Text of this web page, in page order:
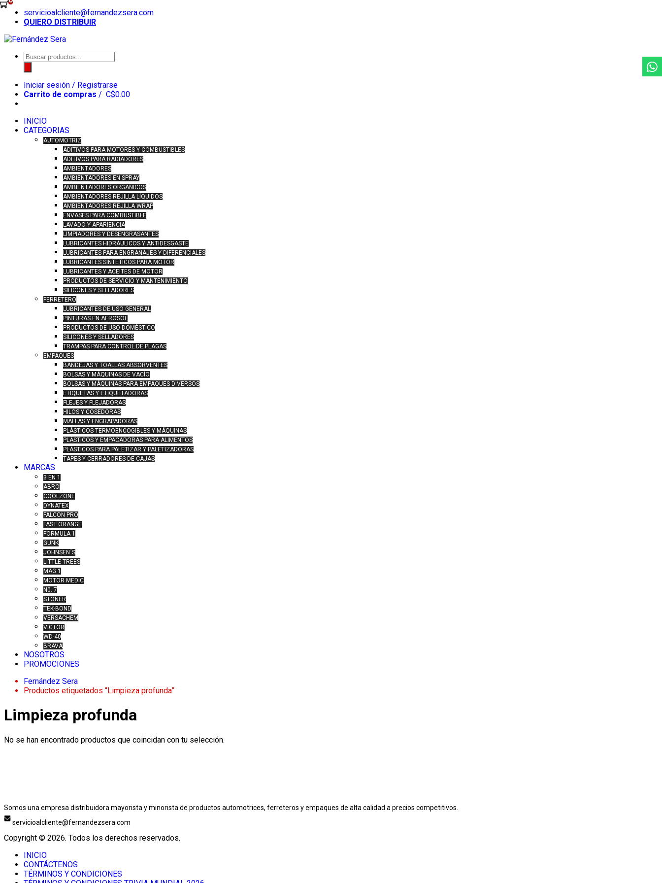
Skip
servicioalcliente@fernandezsera.com
QUIERO DISTRIBUIR
Búsqueda
de
productos
Iniciar sesión / Registrarse
Carrito de compras / C$0.00
INICIO
CATEGORIAS
AUTOMOTRIZ
ADITIVOS PARA MOTORES Y COMBUSTIBLES
ADITIVOS PARA RADIADORES
AMBIENTADORES
AMBIENTADORES EN SPRAY
AMBIENTADORES ORGÁNICOS
AMBIENTADORES REJILLA LÍQUIDOS
AMBIENTADORES REJILLA WRAP
ENVASES PARA COMBUSTIBLE
LAVADO Y APARIENCIA
LIMPIADORES Y DESENGRASANTES
LUBRICANTES HIDRÁULICOS Y ANTIDESGASTE
LUBRICANTES PARA ENGRANAJES Y DIFERENCIALES
LUBRICANTES SINTÉTICOS PARA MOTOR
LUBRICANTES Y ACEITES DE MOTOR
PRODUCTOS DE SERVICIO Y MANTENIMIENTO
SILICONES Y SELLADORES
FERRETERO
LUBRICANTES DE USO GENERAL
PINTURAS EN AEROSOL
PRODUCTOS DE USO DOMÉSTICO
SILICONES Y SELLADORES
TRAMPAS PARA CONTROL DE PLAGAS
EMPAQUES
BANDEJAS Y TOALLAS ABSORVENTES
BOLSAS Y MÁQUINAS DE VACÍO
BOLSAS Y MÁQUINAS PARA EMPAQUES DIVERSOS
ETIQUETAS Y ETIQUETADORAS
FLEJES Y FLEJADORAS
HILOS Y COSEDORAS
MALLAS Y ENGRAPADORAS
PLÁSTICOS TERMOENCOGIBLES Y MÁQUINAS
PLÁSTICOS Y EMPACADORAS PARA ALIMENTOS
PLÁSTICOS PARA PALETIZAR Y PALETIZADORAS
TAPES Y CERRADORES DE CAJAS
MARCAS
3 EN 1
ABRO
COOLZONE
DYNATEX
FALCON PRO
FAST ORANGE
FORMULA 1
GUNK
JOHNSEN´S
LITTLE TREES
MAG 1
MOTOR MEDIC
N0. 7
STONER
TEK-BOND
VERSACHEM
VICTOR
WD-40
BRAVA
NOSOTROS
PROMOCIONES
Fernández Sera
Productos etiquetados “Limpieza profunda”
Limpieza profunda
No se han encontrado productos que coincidan con tu selección.
Somos una empresa distribuidora mayorista y minorista de productos automotrices, ferreteros y empaques de alta calidad a precios competitivos.
servicioalcliente@fernandezsera.com
Copyright © 2026. Todos los derechos reservados.
INICIO
CONTÁCTENOS
TÉRMINOS Y CONDICIONES